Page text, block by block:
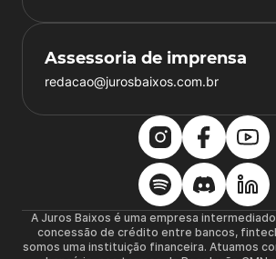
Assessoria de imprensa
redacao@jurosbaixos.com.br
A Juros Baixos é uma empresa
concessão de crédito entre bancos,
somos uma instituição financeira. Atuamos